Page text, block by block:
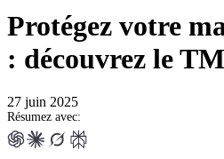
Protégez votre
: découvrez le
27 juin 2025
Résumez avec: